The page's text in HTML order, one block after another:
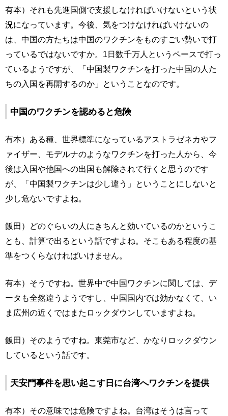
有本）それも先進国側で支援しなければいけないという状
況になっています。今後、気をつけなければいけないの
は、中国の方たちは中国のワクチンをものすごい勢いで打
っているではないですか。1日数千万人というペースで打っ
ているようですが、「中国製ワクチンを打った中国の人た
ちの入国を再開するのか」ということなのです。
中国のワクチンを認めると危険
有本）ある種、世界標準になっているアストラゼネカやフ
ァイザー、モデルナのようなワクチンを打った人から、今
後は入国や他国への出国も解除されて行くと思うのです
が、「中国製ワクチンは少し違う」ということにしないと
少し危ないですよね。
飯田）どのぐらいの人にきちんと効いているのかというこ
とも、計算で出るという話ですよね。そこもある程度の基
準をつくらなければいけません。
有本）そうですね。世界中で中国ワクチンに関しては、デ
ータも全然違うようですし、中国国内では効かなくて、い
ま広州の近くではまたロックダウンしていますよね。
飯田）そのようですね。東莞市など、かなりロックダウン
しているという話です。
天安門事件を思い起こす日に台湾へワクチンを提供
有本）その意味では危険ですよね。台湾はそうは言って